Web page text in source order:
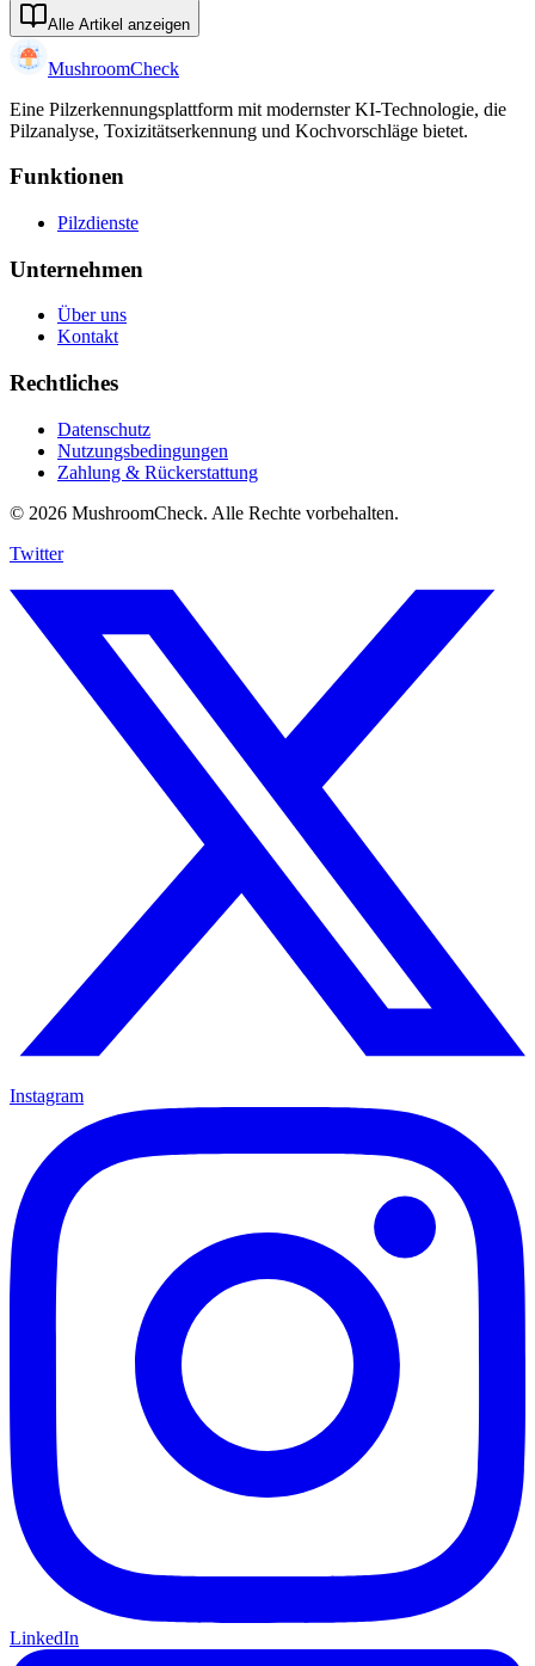
Alle Artikel anzeigen
MushroomCheck
Eine Pilzerkennungsplattform mit modernster KI-Technologie, die
Pilzanalyse, Toxizitätserkennung und Kochvorschläge bietet.
Funktionen
Pilzdienste
Unternehmen
Über uns
Kontakt
Rechtliches
Datenschutz
Nutzungsbedingungen
Zahlung & Rückerstattung
© 2026 MushroomCheck. Alle Rechte vorbehalten.
Twitter
Instagram
LinkedIn